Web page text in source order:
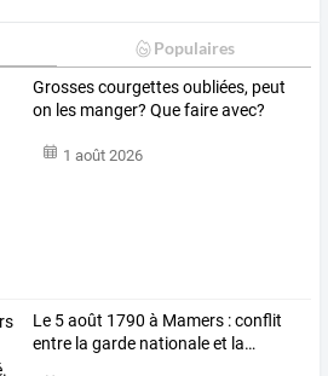
Populaires
Grosses courgettes oubliées, peut
on les manger? Que faire avec?
1 août 2026
Le 5août 1790 à Mamers :conflit
entre la garde nationaleet la…